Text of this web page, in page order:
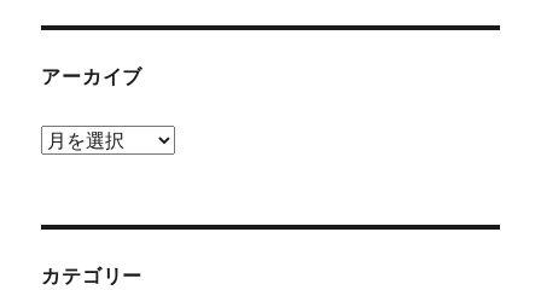
アーカイブ
ア
ブ
カテゴリー